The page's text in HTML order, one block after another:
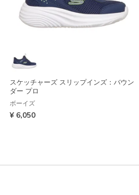
スケッチャーズ スリップインズ：バウン
ダー プロ
ボーイズ
¥ 6,050